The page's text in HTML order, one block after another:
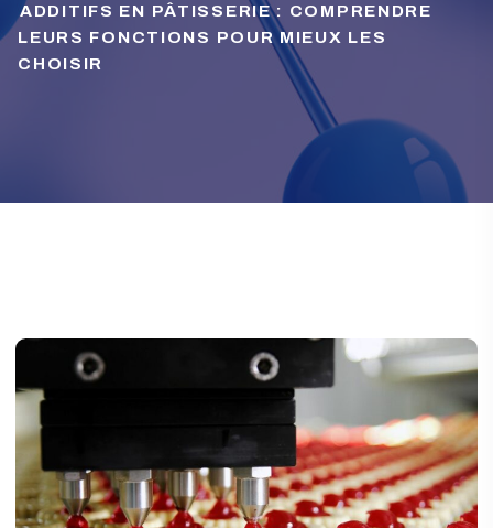
PALLISER > PÂTISSERIE >
ADDITIFS EN PÂTISSERIE : COMPRENDRE
LEURS FONCTIONS POUR MIEUX LES